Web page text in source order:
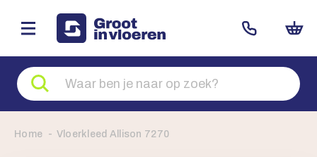
Zoeken
naar
producten
Home Vloerkleed Allison 7270